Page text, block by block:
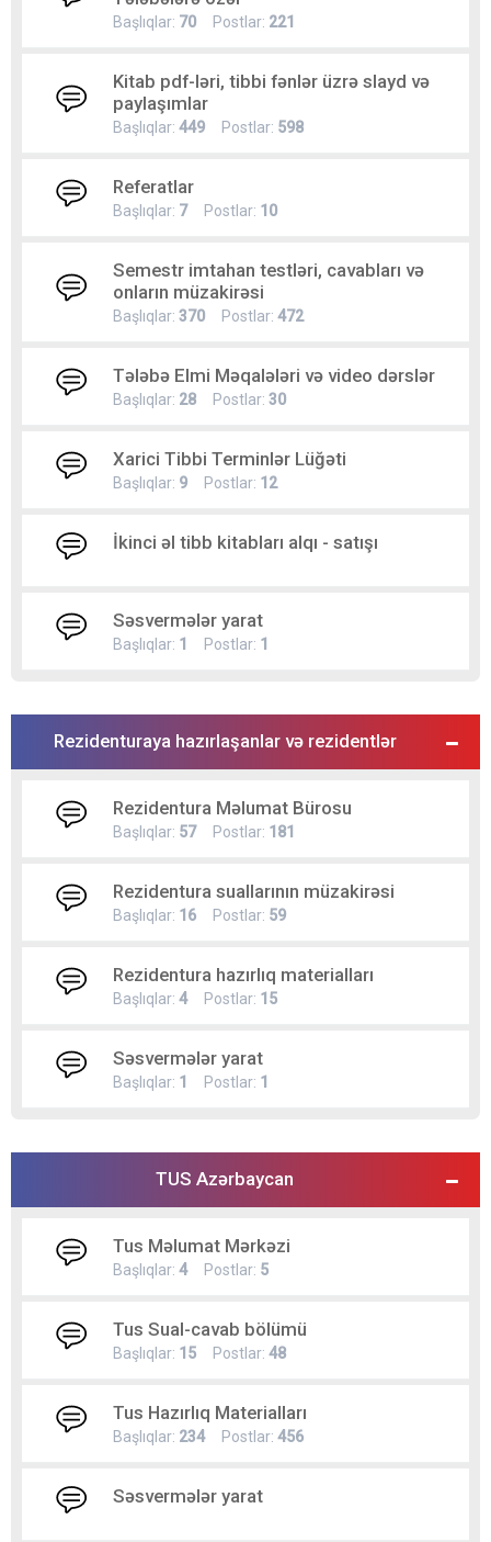
Başlıqlar: 70 Postlar: 221
Kitab pdf-ləri, tibbi fənlər üzrə slayd və
paylaşımlar
Başlıqlar: 449 Postlar: 598
Referatlar
Başlıqlar: 7Postlar: 10
Semestr imtahan testləri, cavabları və
onların müzakirəsi
Başlıqlar: 370 Postlar: 472
Tələbə Elmi Məqalələri və video dərslər
Başlıqlar: 28 Postlar: 30
Xarici Tibbi Terminlər Lüğəti
Başlıqlar: 9 Postlar: 12
İkinci əl tibb kitabları alqı - satışı
Səsvermələr yarat
Başlıqlar: 1 Postlar: 1
Rezidenturaya hazırlaşanlar və rezidentlər
Rezidentura Məlumat Bürosu
Başlıqlar: 57Postlar: 181
Rezidentura suallarının müzakirəsi
Başlıqlar: 16 Postlar: 59
Rezidentura hazırlıq materialları
Başlıqlar: 4Postlar: 15
Səsvermələr yarat
Başlıqlar: 1 Postlar: 1
TUS Azərbaycan
Tus Məlumat Mərkəzi
Başlıqlar: 4Postlar: 5
Tus Sual-cavab bölümü
Başlıqlar: 15 Postlar: 48
Tus Hazırlıq Materialları
Başlıqlar: 234Postlar: 456
Səsvermələr yarat